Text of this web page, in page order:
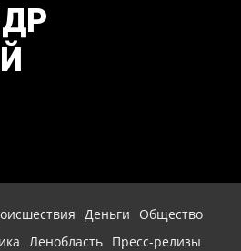
Деньги
Общество
Ленобласть Пресс-релизы